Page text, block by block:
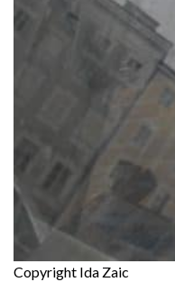
Copyright Ida Zaic